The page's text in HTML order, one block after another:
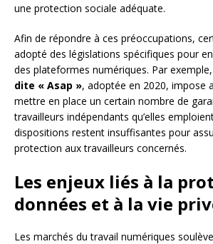
une protection sociale adéquate.
Afin de répondre à ces préoccupations,
adopté des législations spécifiques pour
des plateformes numériques. Par
dite « Asap », adoptée en 2020, impose
mettre en place un certain nombre de
travailleurs indépendants qu’elles
dispositions restent insuffisantes pour
protection aux travailleurs concernés.
Les enjeux liés à la
données et à la vie
Les marchés du travail numériques